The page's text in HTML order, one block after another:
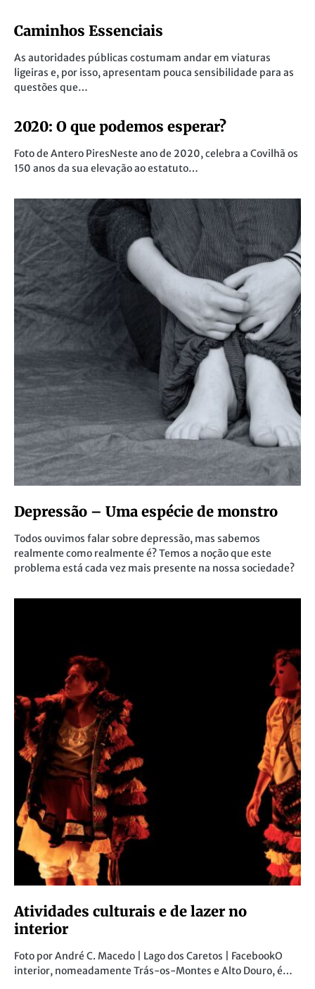
Caminhos Essenciais
As autoridades públicas costumam andar em viaturas
ligeiras e, por isso, apresentam pouca sensibilidade para as
questões que…
2020: O que podemos esperar?
Foto de Antero PiresNeste ano de 2020, celebra a Covilhã os
150 anos da sua elevação ao estatuto…
Depressão – Uma espécie de monstro
Todos ouvimos falar sobre depressão, mas sabemos
realmente como realmente é? Temos a noção que este
problema está cada vez mais presente na nossa sociedade?
Atividades culturais e de lazer no
interior
Foto por André C. Macedo | Lago dos Caretos | FacebookO
interior, nomeadamente Trás-os-Montes e Alto Douro, é…